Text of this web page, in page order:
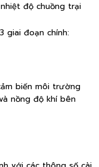
độ chuồng trại
giai đoạn chính:
biến môi trường
nồng độ khí bên